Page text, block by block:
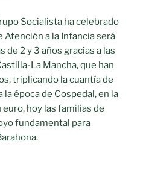
Socialista ha celebrado
Atención a la Infancia será
de 2 y 3 años gracias a las
La Mancha, que han
triplicando la cuantía de
época de Cospedal, en la
hoy las familias de
fundamental para